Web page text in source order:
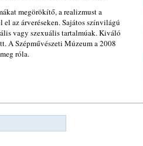
megörökítő, a realizmust a
az árveréseken. Sajátos színvilágú
vagy szexuális tartalmúak. Kiváló
A Szépművészeti Múzeum a 2008
róla.